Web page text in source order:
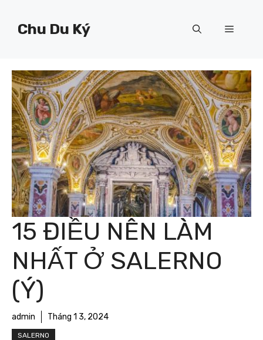
Chu Du Ký Menu
15 ĐIỀU NÊN LÀM
NHẤT Ở SALERNO
(Ý)
admin Tháng 1 3, 2024
SALERNO